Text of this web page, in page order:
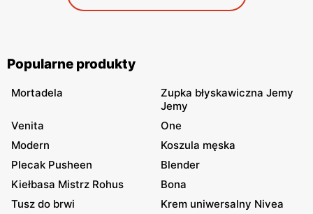
Popularne produkty
Mortadela
Zupka błyskawiczna Jemy
Jemy
Venita
One
Modern
Koszula męska
Plecak Pusheen
Blender
Kiełbasa Mistrz Rohus
Bona
Tusz do brwi
Krem uniwersalny Nivea